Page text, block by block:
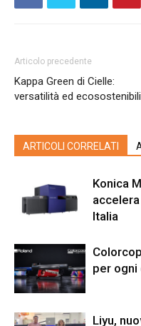
Articolo precedente
Kappa Green di Cielle:
versatilità ed
ARTICOLI CORRELATI
Konica
Italia
per
Liyu,